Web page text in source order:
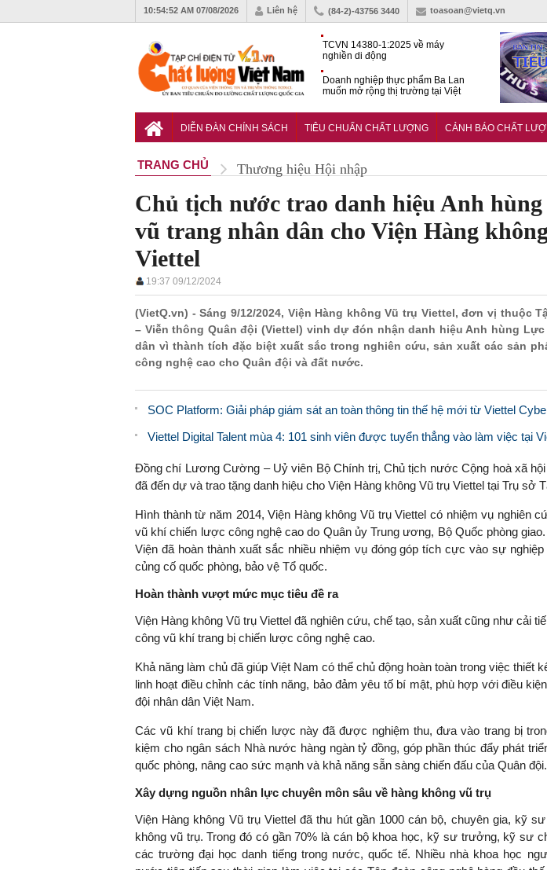
10:54:53 AM 07/08/2026 Liên hệ (84-2)-43756 3440 toasoan@vietq.vn
TCVN 14380-1:2025 về máy
nghiền di động
Doanh nghiệp thực phẩm Ba Lan
muốn mở rộng thị trường tại Việt
nghiệp chinh phục thị trường halal
DIỄN ĐÀN CHÍNH SÁCH TIÊU CHUẨN CHẤT LƯỢNG CẢNH BÁO CHẤT
TRANG CHỦ Thương hiệu Hội nhập
Chủ tịch nước trao danh hiệu Anh
vũ trang nhân dân cho Viện Hàng
Viettel
19:37 09/12/2024
(VietQ.vn) - Sáng 9/12/2024, Viện Hàng không Vũ trụ Viettel, đơn vị thuộc
– Viễn thông Quân đội (Viettel) vinh dự đón nhận danh hiệu Anh hùng
dân vì thành tích đặc biệt xuất sắc trong nghiên cứu, sản xuất các sản
công nghệ cao cho Quân đội và đất nước.
SOC Platform: Giải pháp giám sát an toàn thông tin thế hệ mới từ Viettel
Viettel Digital Talent mùa 4: 101 sinh viên được tuyển thẳng vào làm việc tại
Đồng chí Lương Cường – Uỷ viên Bộ Chính trị, Chủ tịch nước Cộng hoà xã
đã đến dự và trao tặng danh hiệu cho Viện Hàng không Vũ trụ Viettel tại Trụ sở
Hình thành từ năm 2014, Viện Hàng không Vũ trụ Viettel có nhiệm vụ nghiên
vũ khí chiến lược công nghệ cao do Quân ủy Trung ương, Bộ Quốc phòng
Viện đã hoàn thành xuất sắc nhiều nhiệm vụ đóng góp tích cực vào sự
củng cố quốc phòng, bảo vệ Tổ quốc.
Hoàn thành vượt mức mục tiêu đề ra
Viện Hàng không Vũ trụ Viettel đã nghiên cứu, chế tạo, sản xuất cũng như cải
công vũ khí trang bị chiến lược công nghệ cao.
Khả năng làm chủ đã giúp Việt Nam có thể chủ động hoàn toàn trong việc thiết
linh hoạt điều chỉnh các tính năng, bảo đảm yêu tố bí mật, phù hợp với điều
đội nhân dân Việt Nam.
Các vũ khí trang bị chiến lược này đã được nghiệm thu, đưa vào trang bị
kiệm cho ngân sách Nhà nước hàng ngàn tỷ đồng, góp phần thúc đẩy phát
quốc phòng, nâng cao sức mạnh và khả năng sẵn sàng chiến đấu của Quân đội.
Xây dựng nguồn nhân lực chuyên môn sâu về hàng không vũ trụ
Viện Hàng không Vũ trụ Viettel đã thu hút gần 1000 cán bộ, chuyên gia, kỹ
không vũ trụ. Trong đó có gần 70% là cán bộ khoa học, kỹ sư trưởng, kỹ sư
các trường đại học danh tiếng trong nước, quốc tế. Nhiều nhà khoa học